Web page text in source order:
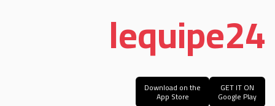
lequipe24
GET IT ON
Google Play
Download on the
App Store